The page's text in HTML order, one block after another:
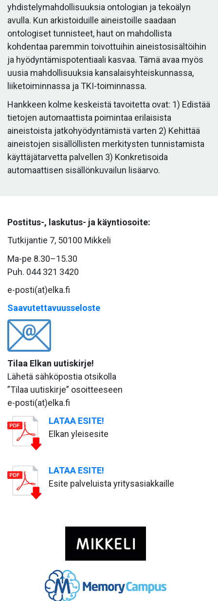
yhdistelymahdollisuuksia ontologian ja tekoälyn
avulla. Kun arkistoiduille aineistoille saadaan
ontologiset tunnisteet, haut on mahdollista
kohdentaa paremmin toivottuihin aineistosisältöihin
ja hyödyntämispotentiaali kasvaa. Tämä avaa myös
uusia mahdollisuuksia kansalaisyhteiskunnassa,
liiketoiminnassa ja TKI-toiminnassa.
Hankkeen kolme keskeistä tavoitetta ovat: 1) Edistää
tietojen automaattista poimintaa erilaisista
aineistoista jatkohyödyntämistä varten 2) Kehittää
aineistojen sisällöllisten merkitysten tunnistamista
käyttäjätarvetta palvellen 3) Konkretisoida
automaattisen sisällönkuvailun lisäarvo.
Postitus-, laskutus- ja käyntiosoite:
Tutkijantie 7, 50100 Mikkeli
Ma-pe 8.30–15.30
Puh. 044 321 3420
e-posti(at)elka.fi
Saavutettavuusseloste
Tilaa Elkan uutiskirje!
Lähetä sähköpostia otsikolla
”Tilaa uutiskirje” osoitteeseen
e-posti(at)elka.fi
LATAA ESITE!
Elkan yleisesite
LATAA ESITE!
Esite palveluista yritysasiakkaille